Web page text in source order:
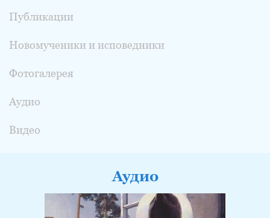
Публикации
Новомученики и исповедники
Фотогалерея
Аудио
Видео
Аудио